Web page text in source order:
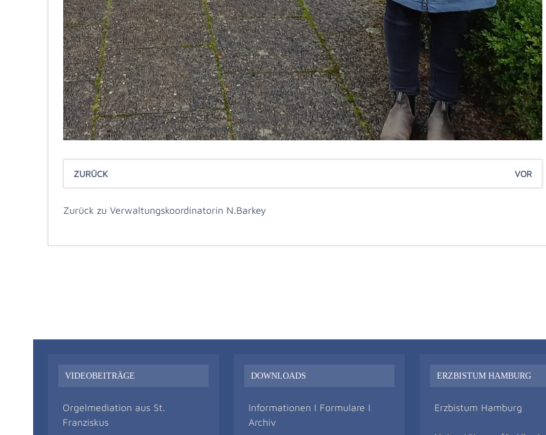
ZURÜCK VOR
Zurück zu Verwaltungskoordinatorin N.Barkey
VIDEOBEITRÄGE
Orgelmediation aus St.
Franziskus
DOWNLOADS
Informationen I Formulare I
Archiv
ERZBISTUM HAMBURG
Erzbistum Hamburg